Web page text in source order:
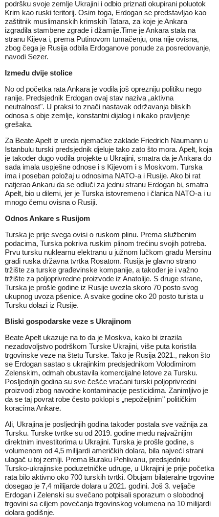
podršku svoje zemlje Ukrajini i odbio priznati okupirani poluotok
Krim kao ruski teritorij. Osim toga, Erdogan se predstavljao kao
zaštitnik muslimanskih krimskih Tatara, za koje je Ankara
izgradila stambene zgrade i džamije.Time je Ankara stala na
stranu Kijeva i, prema Putinovom tumačenju, ona nije ovisna,
zbog čega je Rusija odbila Erdoganove ponude za posredovanje,
navodi Sezer.
Između dvije stolice
No od početka rata Ankara je vodila još oprezniju politiku nego
ranije. Predsjednik Erdogan ovaj stav naziva „aktivna
neutralnost". U praksi to znači nastavak održavanja bliskih
odnosa s obje zemlje, konstantni dijalog i nikako pravljenje
grešaka.
Za Beate Apelt iz ureda njemačke zaklade Friedrich Naumann u
Istanbulu turski predsjednik djeluje tako zato što mora. Apelt, koja
je također dugo vodila projekte u Ukrajini, smatra da je Ankara do
sada imala uspješne odnose i s Kijevom i s Moskvom. Turska
ima i poseban položaj u odnosima NATO-a i Rusije. Ako bi rat
natjerao Ankaru da se odluči za jednu stranu Erdogan bi, smatra
Apelt, bio u dilemi, jer je Turska istovremeno i članica NATO-a i u
mnogo čemu ovisna o Rusiji.
Odnos Ankare s Rusijom
Turska je prije svega ovisi o ruskom plinu. Prema službenim
podacima, Turska pokriva ruskim plinom trećinu svojih potreba.
Prvu tursku nuklearnu elektranu u južnom lučkom gradu Mersinu
gradi ruska državna tvrtka Rosatom. Rusija je glavno strano
tržište za turske građevinske kompanije, a također je i važno
tržište za poljoprivredne proizvode iz Anatolije. S druge strane,
Turska je prošle godine iz Rusije uvezla skoro 70 posto svog
ukupnog uvoza pšenice. A svake godine oko 20 posto turista u
Tursku dolazi iz Rusije.
Bliski gospodarske veze s Ukrajinom
Beate Apelt ukazuje na to da je Moskva, kako bi izrazila
nezadovoljstvo podrškom Turske Ukrajini, više puta koristila
trgovinske veze na štetu Turske. Tako je Rusija 2021., nakon što
se Erdogan sastao s ukrajinkim predsjednikom Volodimirom
Zelenskim, odmah obustavila komercijalne letove za Tursku.
Posljednjih godina su sve češće vraćani turski poljoprivredni
proizvodi zbog navodne kontaminacije pesticidima. Zanimljivo je
da se taj povrat robe često poklopi s „nepoželjnim" političkim
koracima Ankare.
Ali, Ukrajina je posljednjih godina također postala sve važnija za
Tursku. Turske tvrtke su od 2019. godine među najvažnijim
direktnim investitorima u Ukrajini. Turska je prošle godine, s
volumenom od 4,5 milijardi američkih dolara, bila najveći strani
ulagač u toj zemlji. Prema Buraku Pehlivanu, predsjedniku
Tursko-ukrajinske poduzetničke udruge, u Ukrajini je prije početka
rata bilo aktivno oko 700 turskih tvrtki. Obujam bilateralne trgovine
dosegao je 7,4 milijarde dolara u 2021. godini. Još 3. veljače
Erdogan i Zelenski su svečano potpisali sporazum o slobodnoj
trgovini sa ciljem povećanja trgovinskog volumena na 10 milijardi
dolara godišnje.